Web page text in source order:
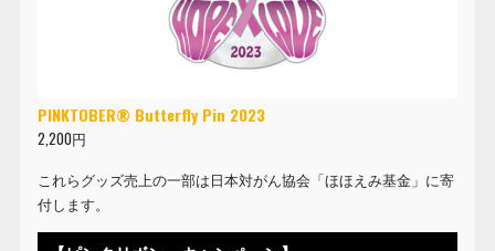
PINKTOBER® Butterfly Pin 2023
2,200円
これらグッズ売上の一部は日本対がん協会「ほほえみ基金」に寄
付します。